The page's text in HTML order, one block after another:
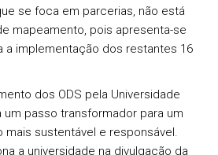
se foca em parcerias, não está
mapeamento, pois apresenta-se
a implementação dos restantes 16
dos ODS pela Universidade
passo transformador para um
sustentável e responsável.
a universidade na divulgação da